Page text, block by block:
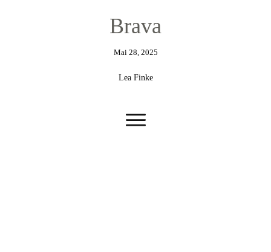
Brava
Mai 28, 2025
Lea Finke